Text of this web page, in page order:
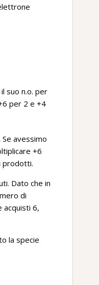
suo n.o. per
per 2 e +4
avessimo
+6
prodotti.
Dato che in
di
acquisti 6,
la specie